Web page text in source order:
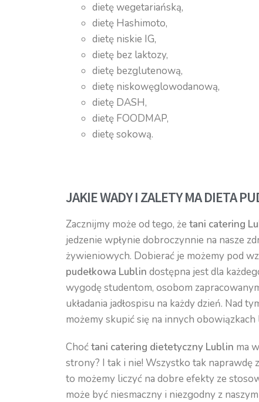
dietę wegetariańską,
dietę Hashimoto,
dietę niskie IG,
dietę bez laktozy,
dietę bezglutenową,
dietę niskowęglowodanową,
dietę DASH,
dietę FOODMAP,
dietę sokową.
JAKIE WADY I ZALETY MA DIETA
Zacznijmy może od tego, że tani catering
jedzenie wpłynie dobroczynnie na nasze
żywieniowych. Dobierać je możemy pod
pudełkowa Lublin dostępna jest dla
wygodę studentom, osobom
układania jadłospisu na każdy dzień. Nad
możemy skupić się na innych
Choćtani catering dietetyczny Lublin ma
strony? I tak i nie! Wszystko tak naprawdę
to możemy liczyć na dobre efekty ze
może być niesmaczny i niezgodny z